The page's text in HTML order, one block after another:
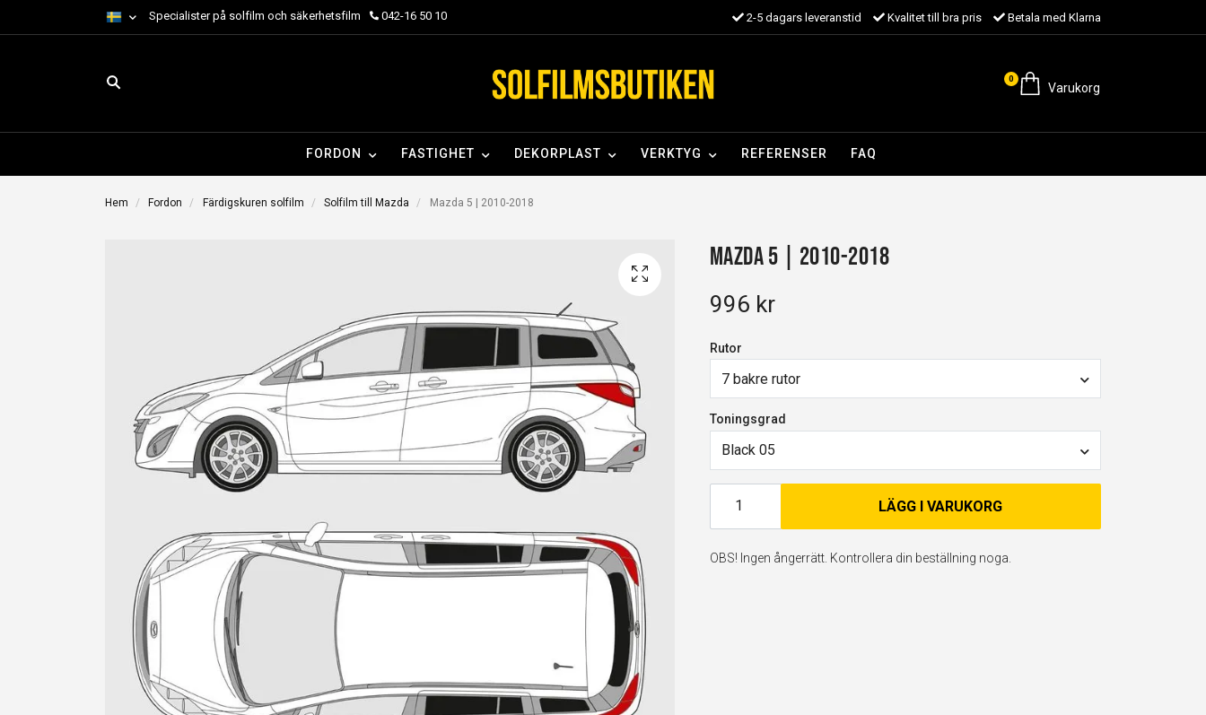
Specialister på solfilm och säkerhetsfilm 042-16 50 10 2-5 dagars leveranstid Kvalitet till bra pris Betala med Klarna
0
Varukorg
FORDON FASTIGHET DEKORPLAST VERKTYG REFERENSER FAQ
Hem Fordon Färdigskuren solfilm Solfilm till Mazda Mazda 5 | 2010-2018
Mazda 5 | 2010-2018
996 kr
Rutor
7 bakre rutor
Toningsgrad
Black 05
LÄGG I VARUKORG
OBS! Ingen ångerrätt. Kontrollera din beställning noga.